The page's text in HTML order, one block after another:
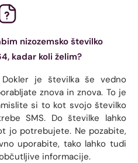
nizozemsko številko
kadar koli želim?
je številka še vedno
znova in znova. To je
si to kot svojo številko
SMS. Do številke lahko
jo potrebujete. Ne pozabite,
uporabite, tako lahko tudi
informacije.